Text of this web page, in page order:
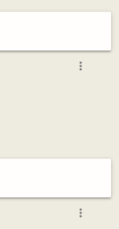
more_vert
more_vert